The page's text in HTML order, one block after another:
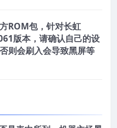
ROM包，针对长虹
版本，请确认自己的设
则会刷入会导致黑屏等